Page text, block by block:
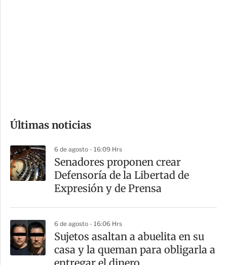
m
a
r
t
Últimas noticias
6 de agosto - 16:09 Hrs
Senadores proponen crear
Defensoría de la Libertad de
Expresión y de Prensa
6 de agosto - 16:06 Hrs
Sujetos asaltan a abuelita en su
casa y la queman para obligarla a